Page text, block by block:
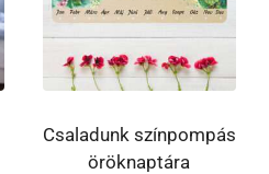
Csaladunk színpompás
öröknaptára